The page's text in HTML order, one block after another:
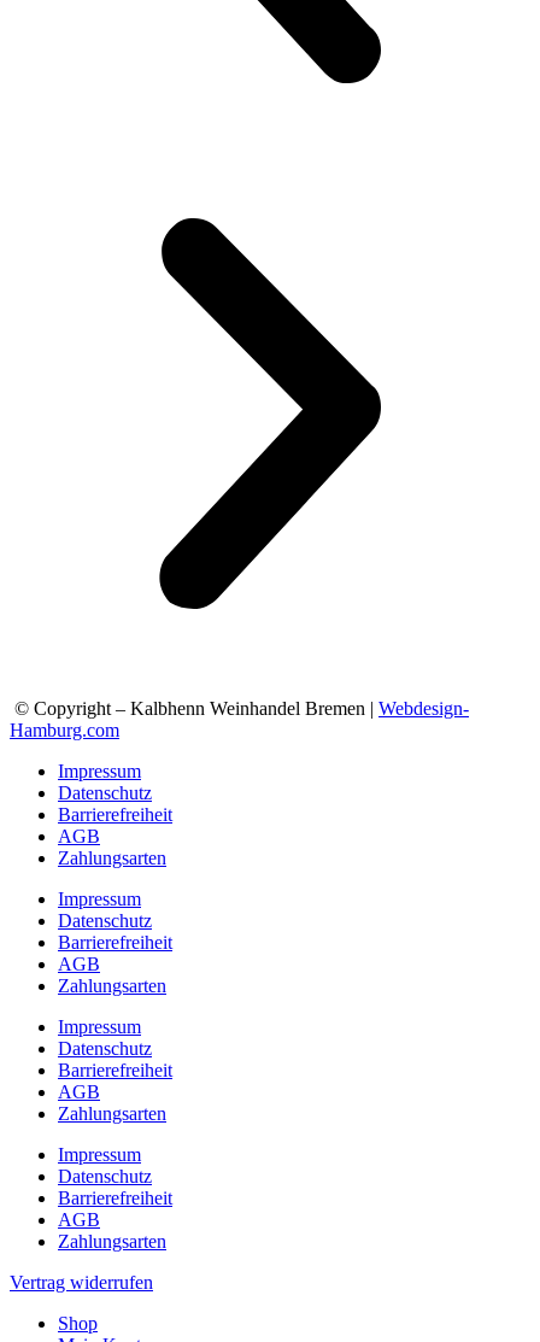
© Copyright – Kalbhenn Weinhandel Bremen | Webdesign-
Hamburg.com
Impressum
Datenschutz
Barrierefreiheit
AGB
Zahlungsarten
Impressum
Datenschutz
Barrierefreiheit
AGB
Zahlungsarten
Impressum
Datenschutz
Barrierefreiheit
AGB
Zahlungsarten
Impressum
Datenschutz
Barrierefreiheit
AGB
Zahlungsarten
Vertrag widerrufen
Shop